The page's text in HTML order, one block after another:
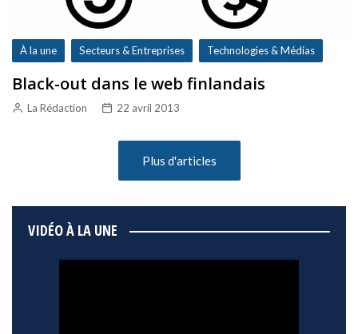
À la une Secteurs & Entreprises Technologies & Médias
Black-out dans le web finlandais
La Rédaction 22 avril 2013
Plus d'articles
VIDÉO À LA UNE